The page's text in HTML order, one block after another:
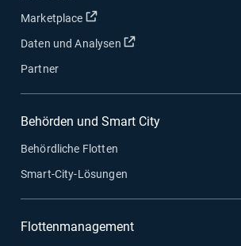
Marketplace
In neuem Fenster öffnen
Daten und Analysen In neuem Fenster
Partner
Behörden und Smart City
Behördliche Flotten
Smart-City-Lösungen
Flottenmanagement